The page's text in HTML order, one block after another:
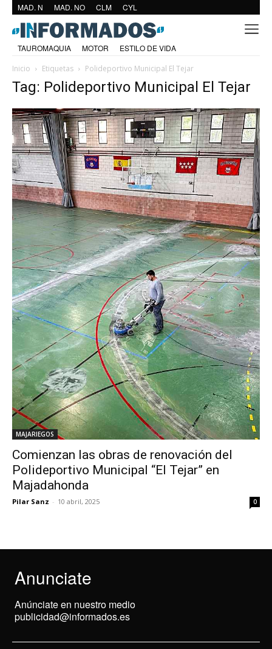
MAD. N MAD. NO CLM CYL
TAUROMAQUIA MOTOR
ESTILO DE VIDA
Inicio
Etiquetas Polideportivo Municipal El Tejar
Tag: Polideportivo Municipal El Tejar
MAJARIEGOS
Comienzan las obras de renovación del
Polideportivo Municipal “El Tejar” en
Majadahonda
Pilar Sanz - 10 abril, 2025 0
Anunciate
Anúnciate en nuestro medio
publicidad@informados.es